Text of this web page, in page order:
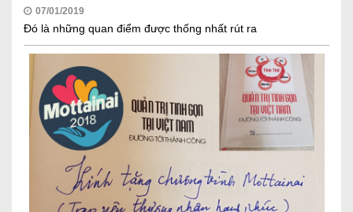
07/01/2019
Đó là những quan điểm được thống nhất rút ra